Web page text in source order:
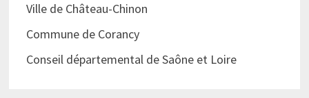
Ville de Château-Chinon
Commune de Corancy
Conseil départemental de Saône et Loire